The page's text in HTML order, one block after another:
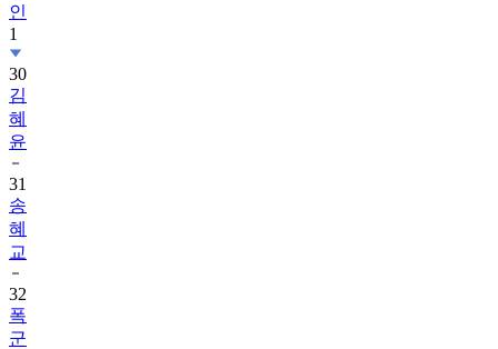
인
1
30
김
혜
윤
31
송
혜
교
32
폭
군